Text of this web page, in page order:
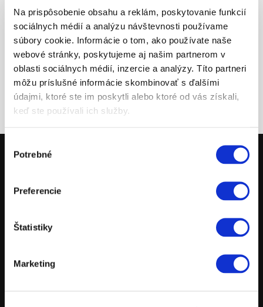
Na prispôsobenie obsahu a reklám, poskytovanie funkcií
sociálnych médií a analýzu návštevnosti používame
súbory cookie. Informácie o tom, ako používate naše
webové stránky, poskytujeme aj našim partnerom v
oblasti sociálnych médií, inzercie a analýzy. Títo partneri
môžu príslušné informácie skombinovať s ďalšími
údajmi, ktoré ste im poskytli alebo ktoré od vás získali,
keď ste používali ich služby.
súhlasu
Potrebné
Preferencie
Štatistiky
Marketing